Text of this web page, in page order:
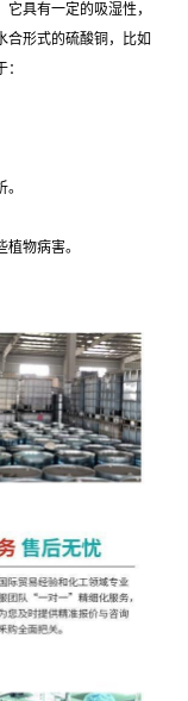
具有一定的吸湿性，
合形式的硫酸铜，比如
物病害。